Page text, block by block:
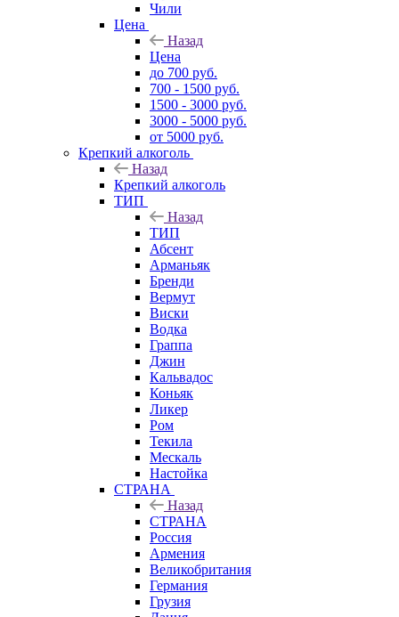
Чили
Цена
Назад
Цена
до 700 руб.
700 - 1500 руб.
1500 - 3000 руб.
3000 - 5000 руб.
от 5000 руб.
Крепкий алкоголь
Назад
Крепкий алкоголь
ТИП
Назад
ТИП
Абсент
Арманьяк
Бренди
Вермут
Виски
Водка
Граппа
Джин
Кальвадос
Коньяк
Ликер
Ром
Текила
Мескаль
Настойка
СТРАНА
Назад
СТРАНА
Россия
Армения
Великобритания
Германия
Грузия